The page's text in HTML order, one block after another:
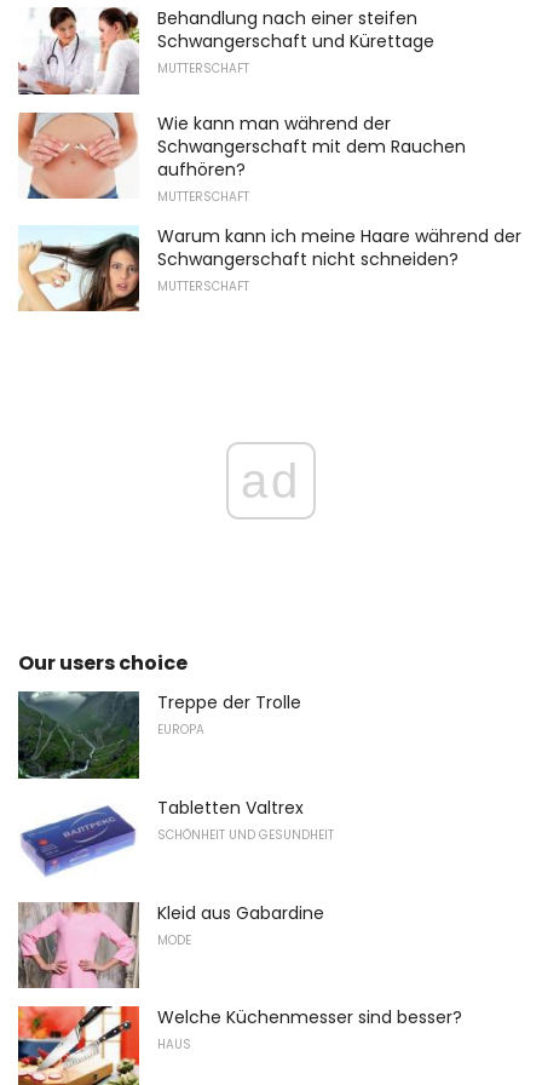
Behandlung nach einer steifen
Schwangerschaft und Kürettage
MUTTERSCHAFT
Wie kann man während der
Schwangerschaft mit dem Rauchen
aufhören?
MUTTERSCHAFT
Warum kann ich meine Haare während der
Schwangerschaft nicht schneiden?
MUTTERSCHAFT
ad
Our users choice
Treppe der Trolle
EUROPA
Tabletten Valtrex
SCHÖNHEIT UND GESUNDHEIT
Kleid aus Gabardine
MODE
Welche Küchenmesser sind besser?
HAUS